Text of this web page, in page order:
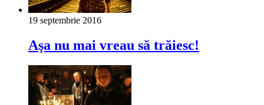
19 septembrie 2016
Aşa nu mai vreau să trăiesc!